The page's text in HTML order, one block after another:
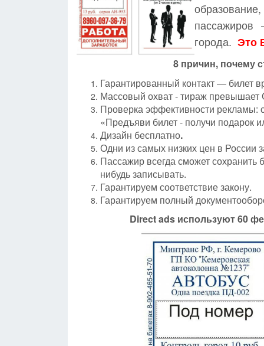
пассажиров
города. Это
8 причин, почему
Гарантированный контакт — билет
Массовый охват - тираж
Проверка эффективности рекламы:
«Предъяви билет - получи подарок
Дизайн бесплатно.
Одни из самых низких цен в России
Пассажир всегда сможет сохранить
нибудь записывать.
Гарантируем соответствие закону.
Гарантируем полный
Directads используют 60